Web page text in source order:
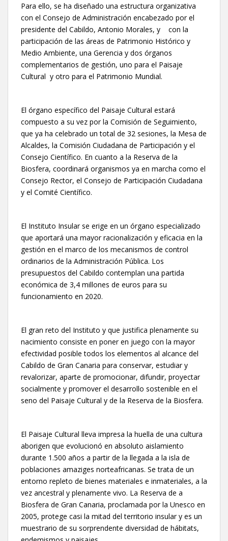
Para ello, se ha diseñado una estructura organizativa
con el Consejo de Administración encabezado por el
presidente del Cabildo, Antonio Morales, y con la
participación de las áreas de Patrimonio Histórico y
Medio Ambiente, una Gerencia y dos órganos
complementarios de gestión, uno para el Paisaje
Cultural y otro para el Patrimonio Mundial.
El órgano específico del Paisaje Cultural estará
compuesto a su vez por la Comisión de Seguimiento,
que ya ha celebrado un total de 32 sesiones, la Mesa de
Alcaldes, la Comisión Ciudadana de Participación y el
Consejo Científico. En cuanto a la Reserva de la
Biosfera, coordinará organismos ya en marcha como el
Consejo Rector, el Consejo de Participación Ciudadana
y el Comité Científico.
El Instituto Insular se erige en un órgano especializado
que aportará una mayor racionalización y eficacia en la
gestión en el marco de los mecanismos de control
ordinarios de la Administración Pública. Los
presupuestos del Cabildo contemplan una partida
económica de 3,4 millones de euros para su
funcionamiento en 2020.
El gran reto del Instituto y que justifica plenamente su
nacimiento consiste en poner en juego con la mayor
efectividad posible todos los elementos al alcance del
Cabildo de Gran Canaria para conservar, estudiar y
revalorizar, aparte de promocionar, difundir, proyectar
socialmente y promover el desarrollo sostenible en el
seno del Paisaje Cultural y de la Reserva de la Biosfera.
El Paisaje Cultural lleva impresa la huella de una cultura
aborigen que evolucionó en absoluto aislamiento
durante 1.500 años a partir de la llegada a la isla de
poblaciones amaziges norteafricanas. Se trata de un
entorno repleto de bienes materiales e inmateriales, a la
vez ancestral y plenamente vivo. La Reserva de a
Biosfera de Gran Canaria, proclamada por la Unesco en
2005, protege casi la mitad del territorio insular y es un
muestrario de su sorprendente diversidad de hábitats,